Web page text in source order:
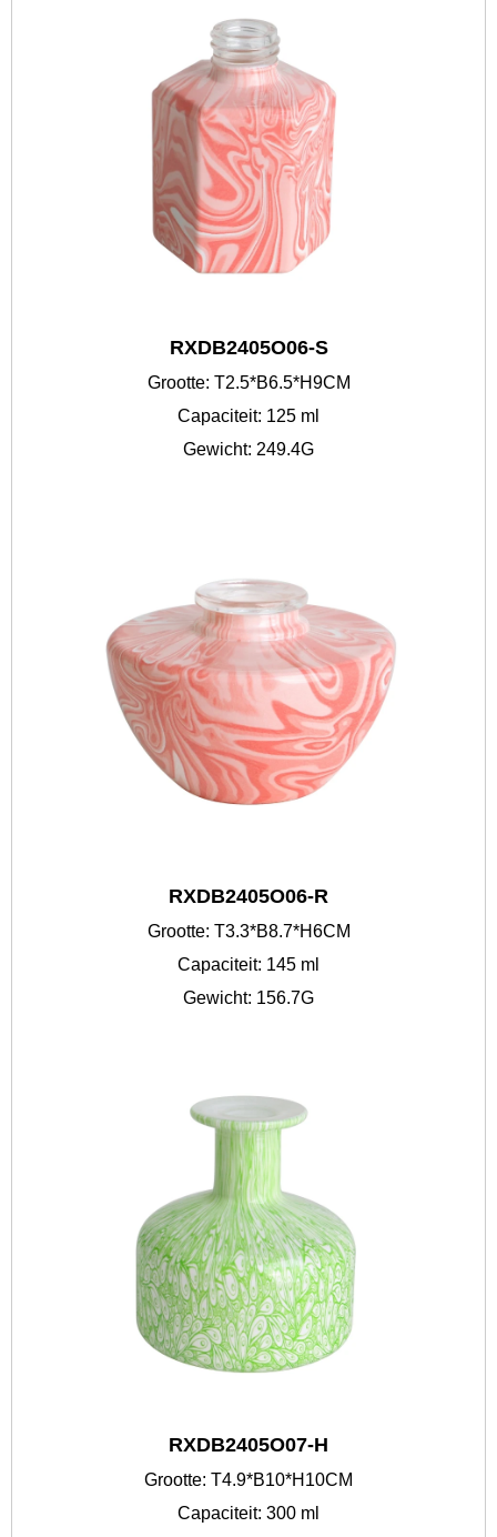
RXDB2405O06-S
Grootte: T2.5*B6.5*H9CM
Capaciteit: 125 ml
Gewicht: 249.4G
RXDB2405O06-R
Grootte: T3.3*B8.7*H6CM
Capaciteit: 145 ml
Gewicht: 156.7G
RXDB2405O07-H
Grootte: T4.9*B10*H10CM
Capaciteit: 300 ml